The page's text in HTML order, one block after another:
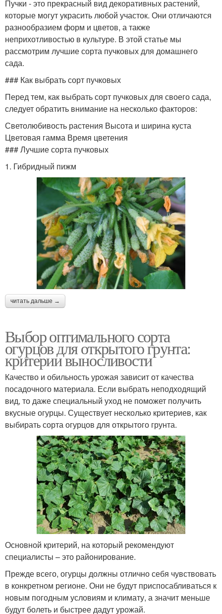
Пучки - это прекрасный вид декоративных растений,
которые могут украсить любой участок. Они отличаются
разнообразием форм и цветов, а также
неприхотливостью в культуре. В этой статье мы
рассмотрим лучшие сорта пучковых для домашнего
сада.
### Как выбрать сорт пучковых
Перед тем, как выбрать сорт пучковых для своего сада,
следует обратить внимание на несколько факторов:
Светолюбивость растения Высота и ширина куста
Цветовая гамма Время цветения
### Лучшие сорта пучковых
1. Гибридный пижм
читать дальше →
Выбор оптимального сорта
огурцов для открытого грунта:
критерии выносливости
Качество и обильность урожая зависит от качества
посадочного материала. Если выбрать неподходящий
вид, то даже специальный уход не поможет получить
вкусные огурцы. Существует несколько критериев, как
выбирать сорта огурцов для открытого грунта.
Основной критерий, на который рекомендуют
специалисты – это районирование.
Прежде всего, огурцы должны отлично себя чувствовать
в конкретном регионе. Они не будут приспосабливаться к
новым погодным условиям и климату, а значит меньше
будут болеть и быстрее дадут урожай.